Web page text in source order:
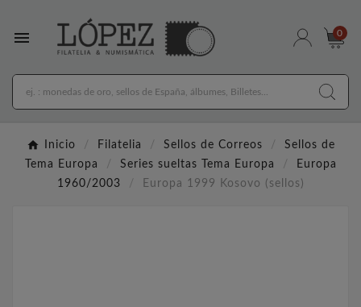
 0
Inicio Filatelia Sellos de Correos
Sellos de
Tema Europa
Series sueltas Tema Europa
Europa
1960/2003
Europa 1999 Kosovo (sellos)